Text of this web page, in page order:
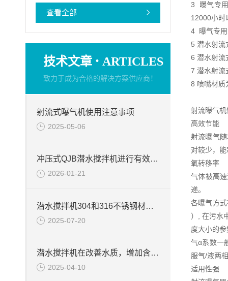
查看全部
技术文章 · ARTICLES
致力于成为合格的解决方案供应商！
射流式曝气机使用注意事项
2025-05-06
冲压式QJB潜水搅拌机进行有效检查的方法
2026-01-21
潜水搅拌机304和316不锈钢材质的区别
2025-07-20
潜水搅拌机在改善水质，增加含氧量的作用
2025-04-10
3 曝气专
12000小时
4 曝气专用
5 潜水射流
6 潜水射流
7 潜水射流
8 喷嘴材质
射流曝气
高效节能
射流曝气
对较少，
氧转移率
气体被高
递。
各曝气方
）, 在污水
度大小的
气α系数一
服气/液两
适用性强